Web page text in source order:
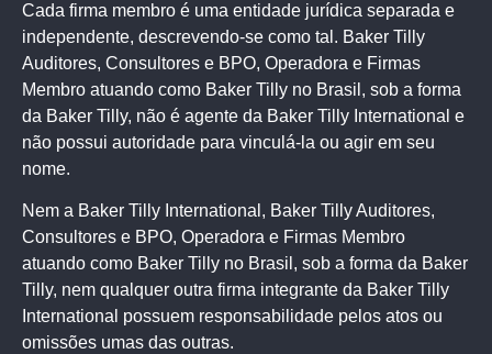
Cada firma membro é uma entidade jurídica separada e
independente, descrevendo-se como tal. Baker Tilly
Auditores, Consultores e BPO, Operadora e Firmas
Membro atuando como Baker Tilly no Brasil, sob a forma
da Baker Tilly, não é agente da Baker Tilly International e
não possui autoridade para vinculá-la ou agir em seu
nome.
Nem a Baker Tilly International, Baker Tilly Auditores,
Consultores e BPO, Operadora e Firmas Membro
atuando como Baker Tilly no Brasil, sob a forma da Baker
Tilly, nem qualquer outra firma integrante da Baker Tilly
International possuem responsabilidade pelos atos ou
omissões umas das outras.